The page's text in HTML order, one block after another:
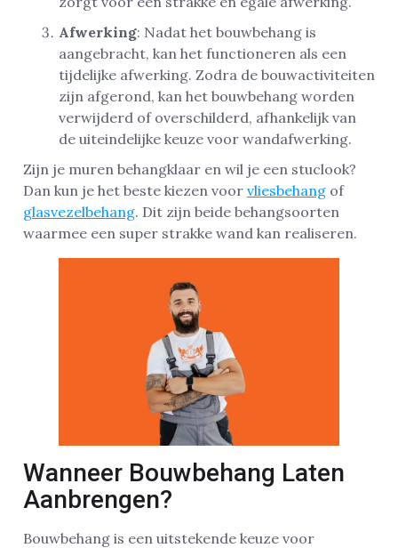
Afwerking: Nadat het bouwbehang is
aangebracht, kan het functioneren als een
tijdelijke afwerking. Zodra de bouwactiviteiten
zijn afgerond, kan het bouwbehang worden
verwijderd of overschilderd, afhankelijk van
de uiteindelijke keuze voor wandafwerking.
Zijn je muren behangklaar en wil je een stuclook?
Dan kun je het beste kiezen voor vliesbehang of
glasvezelbehang. Dit zijn beide behangsoorten
waarmee een super strakke wand kan realiseren.
Wanneer Bouwbehang Laten
Aanbrengen?
Bouwbehang is een uitstekende keuze voor